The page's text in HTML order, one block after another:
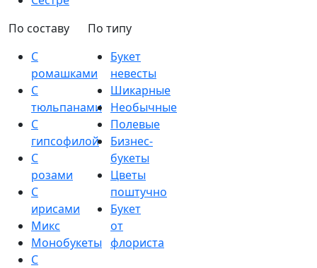
По составу
С
ромашками
С
тюльпанами
С
гипсофилой
С
розами
С
ирисами
Микс
Монобукеты
С
По типу
Букет
невесты
Шикарные
Необычные
Полевые
Бизнес-
букеты
Цветы
поштучно
Букет
от
флориста